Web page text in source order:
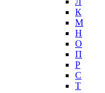
К
М
Н
О
П
Р
С
Т